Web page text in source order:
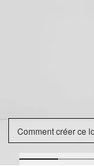
Comment créer ce